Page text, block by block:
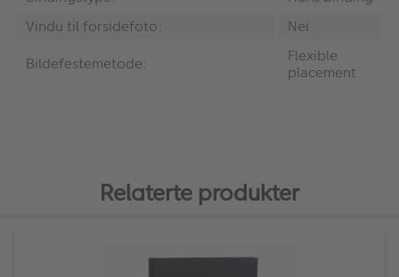
Vindu til forsidefoto:
Nei
Bildefestemetode:
Flexible
placement
Relaterte produkter